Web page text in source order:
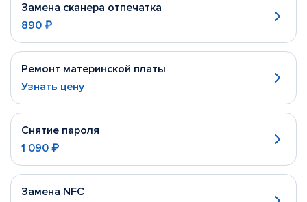
Замена сканера отпечатка
890 ₽
Ремонт материнской платы
Узнать цену
Снятие пароля
1 090 ₽
Замена NFC